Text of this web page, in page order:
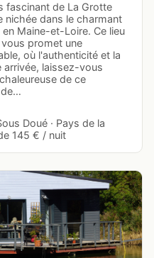
fascinant de La Grotte
nichée dans le charmant
Maine-et-Loire. Ce lieu
promet une
où l'authenticité et la
arrivée, laissez-vous
de ce
de…
Doué · Pays de la
145 € / nuit